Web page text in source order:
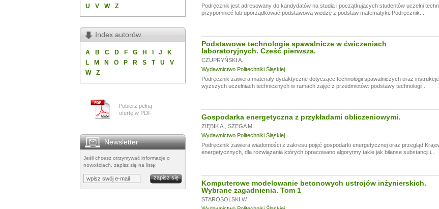
U
V W Z
Index autorów
A B C D F G H J
K
L
M N O P R S T U
V
W
Z
Pobierz pełną
ofertę w PDF
Newsletter
Jeśli chcesz otrzymywać informacje o
nowościach, zapisz się na listę:
Podręcznik jest adresowany do kandydatów na studia i początkujących studentów uczelni
przypomnieć lub uporządkować podstawową wiedzę z podstaw matematyki. Podręcznik...
Podstawowe technologie spawalnicze w ćwiczeniach
laboratoryjnych. Cześć pierwsza.
CZUPRYŃSKI A.
Wydawnictwo Politechniki Śląskiej
Podręcznik zawiera materiały dydaktyczne dotyczące technologii spawalniczych oraz
wyższych uczelniach technicznych w ramach zajęć z przedmiotów: podstawy technologii...
Gospodarka energetyczna z przykładami obliczeniowymi.
ZIĘBIK A.
SZEGA M.
Wydawnictwo Politechniki Śląskiej
Podręcznik zawiera wiadomości z zakresu pojęć gospodarki energetycznej oraz przegląd
energetycznych, dla rozwiązania których opracowano algorytmy takie jak bilanse substancji i...
Komputerowe modelowanie betonowych ustrojów inżynierskich.
Wybrane zagadnienia. Tom 1
STAROSOLSKI W.